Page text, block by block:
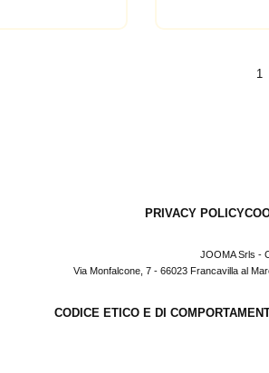
1
PRIVACY POLICY
JOOMA Srls -
Via Monfalcone, 7 - 66023 Francavilla al
CODICE ETICO E DI